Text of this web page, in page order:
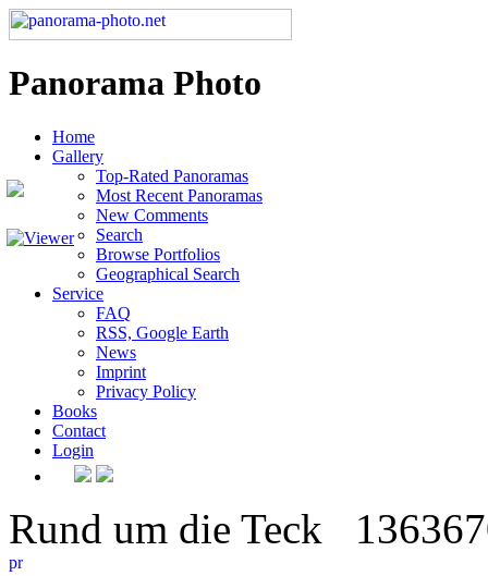
Panorama Photo
Home
Gallery
Top-Rated Panoramas
Most Recent Panoramas
New Comments
Search
Browse Portfolios
Geographical Search
Service
FAQ
RSS, Google Earth
News
Imprint
Privacy Policy
Books
Contact
Login
Rund um die Teck 136